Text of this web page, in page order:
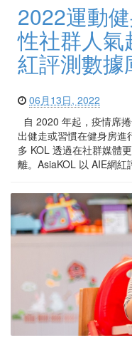
2022運動
性社群人氣
紅評測數據
06月13日, 2022
自 2020 年起，疫情席
出健走或習慣在健身房
多 KOL 透過在社群媒體
離。AsiaKOL 以 AIE網紅